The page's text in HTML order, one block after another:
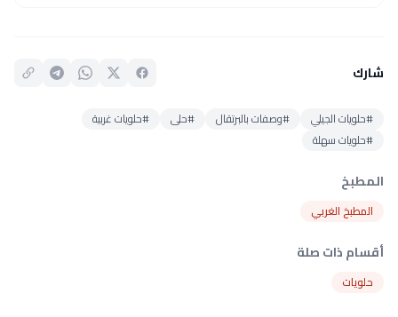
شارك
#حلويات الجيلي #وصفات بالبرتقال #حلى
#حلويات غربية
#حلويات سهلة
المطبخ
المطبخ الغربي
أقسام ذات صلة
حلويات